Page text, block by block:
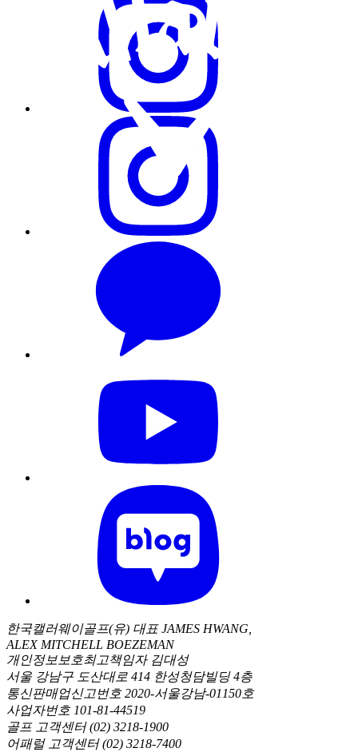
한국캘러웨이골프(유) 대표 JAMES HWANG,
ALEX MITCHELL BOEZEMAN
개인정보보호최고책임자 김대성
서울 강남구 도산대로 414 한성청담빌딩 4층
통신판매업신고번호 2020-서울강남-01150호
사업자번호 101-81-44519
골프 고객센터 (02) 3218-1900
어패럴 고객센터 (02) 3218-7400